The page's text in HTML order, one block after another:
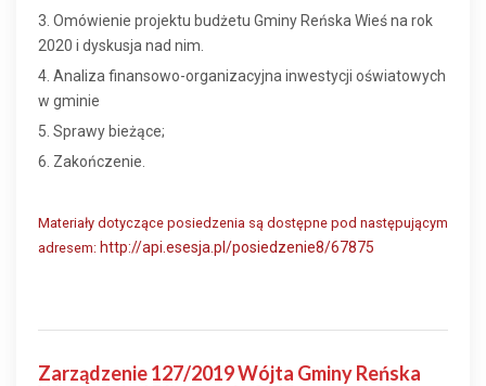
3. Omówienie projektu budżetu Gminy Reńska Wieś na rok
2020 i dyskusja nad nim.
4. Analiza finansowo-organizacyjna inwestycji oświatowych
w gminie
5. Sprawy bieżące;
6. Zakończenie.
Materiały dotyczące posiedzenia są dostępne pod następującym
adresem: http://api.esesja.pl/posiedzenie8/67875
Zarządzenie 127/2019 Wójta Gminy Reńska